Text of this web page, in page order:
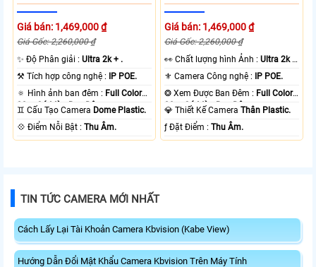
Giá bán: 1,469,000 ₫
Giá Gốc: 2,260,000 ₫
✨ Độ Phân giải :Ultra 2k + .
⚒ Tích hợp công nghệ : IP POE.
🔅 Hình ảnh ban đêm : Full Color
30m Có Màu Ban Ðêm.
♊ Cấu Tạo Camera Dome Plastic.
️💠 Điểm Nỗi Bật :Thu Âm.
Giá bán: 1,469,000 ₫
Giá Gốc: 2,260,000 ₫
️👀 Chất lượng hình Ảnh :Ultra 2k +
⚜️ Camera Công nghệ : IP POE.
❂ Xem Được Ban Đêm : Full Color
30m Có Màu Ban Ðêm.
💎 Thiết Kế CameraThân Plastic.
️ƒ Đặt Điểm :Thu Âm.
TIN TỨC CAMERA MỚI NHẤT
Cách Lấy Lại Tài Khoản Camera Kbvision (Kabe View)
Hướng Dẫn Đổi Mật Khẩu Camera Kbvision Trên Máy Tính